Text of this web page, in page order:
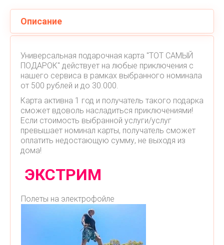
Описание
Универсальная подарочная карта "ТОТ САМЫЙ
ПОДАРОК" действует на любые приключения с
нашего сервиса в рамках выбранного номинала
от 500 рублей и до 30.000.
Карта активна 1 год и получатель такого подарка
сможет вдоволь насладиться приключениями!
Если стоимость выбранной услуги/услуг
превышает номинал карты, получатель сможет
оплатить недостающую сумму, не выходя из
дома!
ЭКСТРИМ
Полеты на электрофойле